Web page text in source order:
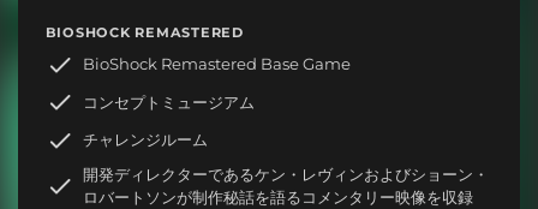
BIOSHOCK REMASTERED
BioShock Remastered Base Game
コンセプトミュージアム
チャレンジルーム
開発ディレクターであるケン・レヴィンおよびショーン・
ロバートソンが制作秘話を語るコメンタリー映像を収録